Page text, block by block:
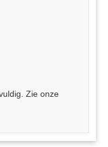
Zie onze